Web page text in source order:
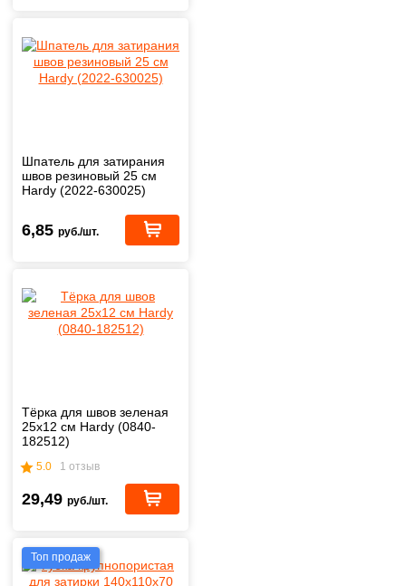
Шпатель для затирания
швов резиновый 25 см
Hardy (2022-630025)
6,85 руб./шт.
Тёрка для швов зеленая
25х12 см Hardy (0840-
182512)
5.0 1 отзыв
29,49 руб./шт.
Топ продаж